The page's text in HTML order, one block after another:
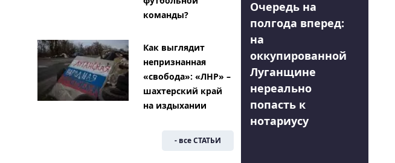
команды?
Как выглядит
непризнанная
«свобода»: «ЛНР» –
шахтерский край
на издыхании
- все СТАТЬИ
Очередь на
полгода вперед:
на
оккупированной
Луганщине
нереально
попасть к
нотариусу